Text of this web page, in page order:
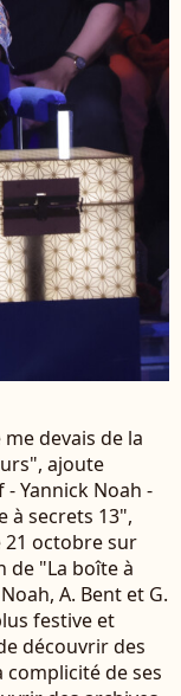
devais de la
ajoute
Yannick Noah -
à secrets 13",
21 octobre sur
de "La boîte à
A. Bent et G.
festive et
découvrir des
complicité de ses